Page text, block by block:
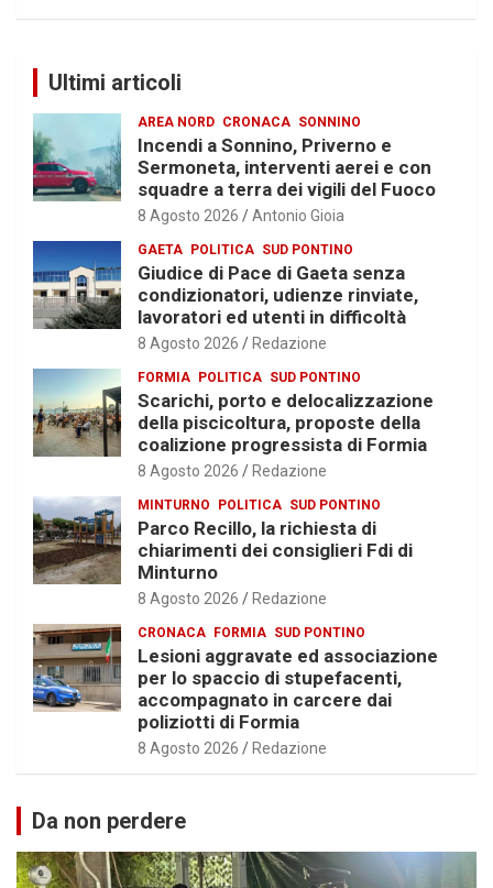
Ultimi articoli
AREA NORD CRONACA SONNINO
Incendi a Sonnino, Priverno e
Sermoneta, interventi aerei e con
squadre a terra dei vigili del Fuoco
8 Agosto 2026 Antonio Gioia
GAETA POLITICA SUD PONTINO
Giudice di Pace di Gaeta senza
condizionatori, udienze rinviate,
lavoratori ed utenti in difficoltà
8 Agosto 2026 Redazione
FORMIA POLITICA SUD PONTINO
Scarichi, porto e delocalizzazione
della piscicoltura, proposte della
coalizione progressista di Formia
8 Agosto 2026 Redazione
MINTURNO POLITICA SUD PONTINO
Parco Recillo, la richiesta di
chiarimenti dei consiglieri Fdi di
Minturno
8 Agosto 2026 Redazione
CRONACA FORMIA SUD PONTINO
Lesioni aggravate ed associazione
per lo spaccio di stupefacenti,
accompagnato in carcere dai
poliziotti di Formia
8 Agosto 2026 Redazione
Da non perdere